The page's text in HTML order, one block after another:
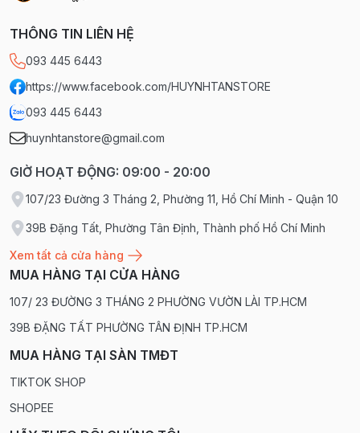
THÔNG TIN LIÊN HỆ
093 445 6443
https://www.facebook.com/HUYNHTANSTORE
093 445 6443
huynhtanstore@gmail.com
GIỜ HOẠT ĐỘNG: 09:00 - 20:00
107/23 Đường 3 Tháng 2, Phường 11, Hồ Chí Minh - Quận 10
39B Đặng Tất, Phường Tân Định, Thành phố Hồ Chí Minh
Xem tất cả cửa hàng
MUA HÀNG TẠI CỬA HÀNG
107/ 23 ĐƯỜNG 3 THÁNG 2 PHƯỜNG VƯỜN LÀI TP.HCM
39B ĐẶNG TẤT PHƯỜNG TÂN ĐỊNH TP.HCM
MUA HÀNG TẠI SÀN TMĐT
TIKTOK SHOP
SHOPEE